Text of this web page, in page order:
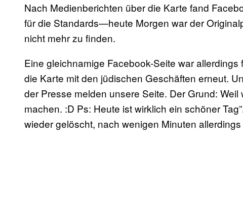
Nach Medienberichten über die Karte fand
für die Standards—heute Morgen war der
nicht mehr zu finden.
Eine gleichnamige Facebook-Seite war
die Karte mit den jüdischen Geschäften erneut.
der Presse melden unsere Seite. Der Grund: Weil
machen. :D Ps: Heute ist wirklich ein schöner
wieder gelöscht, nach wenigen Minuten